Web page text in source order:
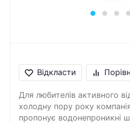
Відкласти
Для любителів активного
холодну пору року
пропонує водонепроникні